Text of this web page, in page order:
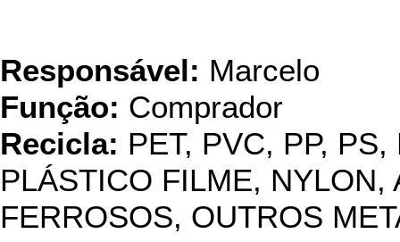
Responsável: Marcelo
Função: Comprador
Recicla: PET, PVC, PP,
PLÁSTICO FILME, NYLON,
FERROSOS, OUTROS